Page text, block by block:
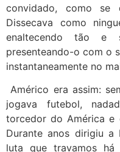
convidado, como se
Dissecava como
enaltecendo tão e
presenteando-o com o
instantaneamente no
Américo era assim:
jogava futebol,
torcedor do América e
Durante anos dirigiu a
luta que travamos há